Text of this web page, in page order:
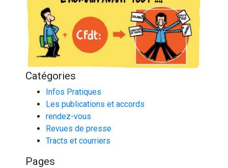
Catégories
Infos Pratiques
Les publications et accords
rendez-vous
Revues de presse
Tracts et courriers
Pages